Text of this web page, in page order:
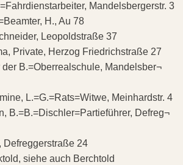
Mandelsbergerstr. 3
H., Au 78
Leopoldstraße 37
Private, Herzog Friedrichstraße 27
B.=Oberrealschule, Mandelsber¬
L.=G.=Rats=Witwe, Meinhardstr. 4
B.=B.=Dischler=Partieführer, Defreg¬
24
siehe auch Berchtold